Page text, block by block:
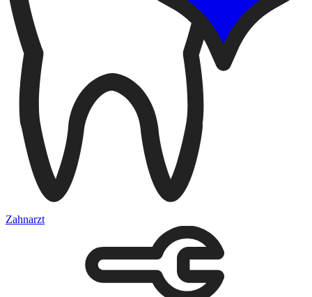
Zahnarzt